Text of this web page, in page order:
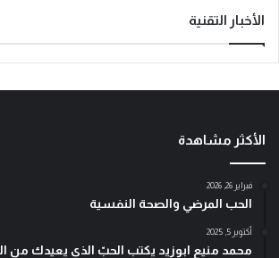
الأخبار التقنية
الأكثر مشاهدة
فبراير 26, 2026
الحب المرضي والصحة النفسية
أكتوبر 5, 2025
محمد منيع ابوزيد يكتب الحبّ الذي يعيدك من